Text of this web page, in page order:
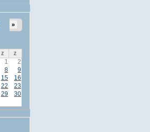
»
z
z
1
2
8
9
15
16
22
23
29
30